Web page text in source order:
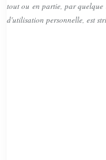
tout ou en partie, par quelque
d'utilisation personnelle, est